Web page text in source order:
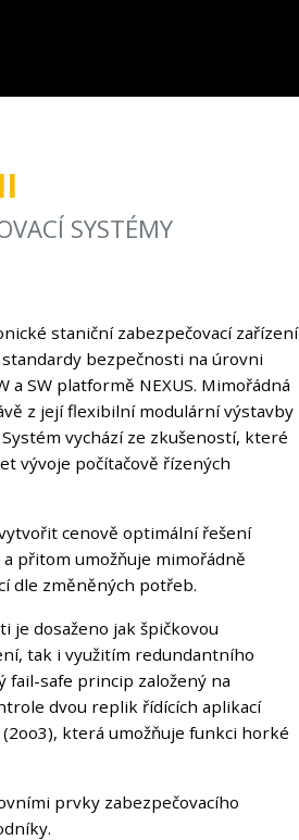
SYSTÉMY
staniční zabezpečovací zařízení
bezpečnosti na úrovni
a SW platformě NEXUS. Mimořádná
z její flexibilní modulární výstavby
vychází ze zkušeností, které
vývoje počítačově řízených
cenově optimální řešení
přitom umožňuje mimořádně
dle změněných potřeb.
je dosaženo jak špičkovou
tak i využitím redundantního
fail-safe princip založený na
dvou replik řídících aplikací
která umožňuje funkci horké
prvky zabezpečovacího